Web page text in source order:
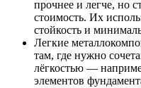
прочнее и легче, но
стоимость. Их
стойкость и
Легкие
там, где нужно
лёгкостью —
элементов